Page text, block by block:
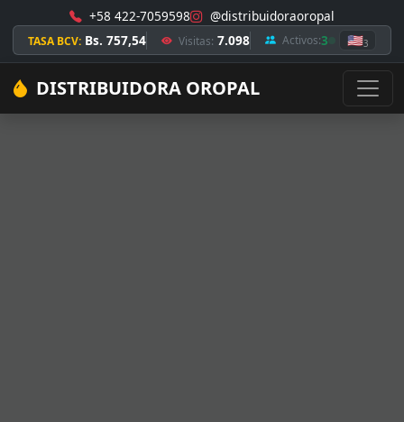
+58 422-7059598 @distribuidoraoropal
TASA BCV: Bs. 757,54 Visitas: 7.098 Activos:3 🇺🇸3
DISTRIBUIDORA OROPAL